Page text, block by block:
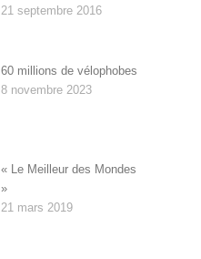
21 septembre 2016
60 millions de vélophobes
8 novembre 2023
« Le Meilleur des Mondes
»
21 mars 2019